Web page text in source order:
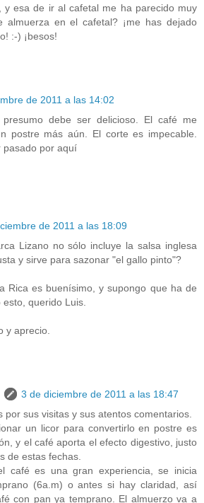
y esa de ir al cafetal me ha parecido muy
almuerza en el cafetal? ¡me has dejado
:-) ¡besos!
de 2011 a las 14:02
debe ser delicioso. El café me
postre más aún. El corte es impecable.
pasado por aquí
de 2011 a las 18:09
Lizano no sólo incluye la salsa inglesa
y sirve para sazonar "el gallo pinto"?
Rica es buenísimo, y supongo que ha de
querido Luis.
y aprecio.
3 de diciembre de 2011 a las 18:47
por sus visitas y sus atentos comentarios.
un licor para convertirlo en postre es
y el café aporta el efecto digestivo, justo
de estas fechas.
café es una gran experiencia, se inicia
(6a.m) o antes si hay claridad, así
con pan ya temprano. El almuerzo va a